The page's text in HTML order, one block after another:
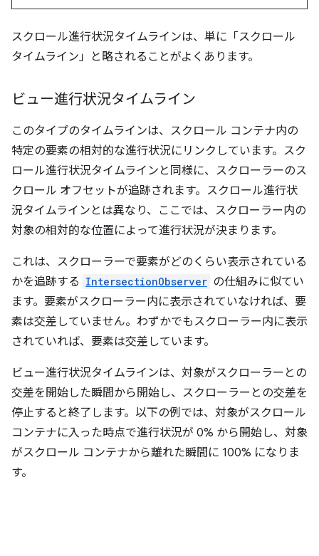
スクロール進行状況タイムラインは、単に「スクロール
タイムライン」と略されることがよくあります。
ビュー進行状況タイムライン
このタイプのタイムラインは、スクロール コンテナ内の
特定の要素の相対的な進行状況にリンクしています。スク
ロール進行状況タイムラインと同様に、スクローラーのス
クロール オフセットが追跡されます。スクロール進行状
況タイムラインとは異なり、ここでは、スクローラー内の
対象の相対的な位置によって進行状況が決まります。
これは、スクローラーで要素がどのくらい表示されている
かを追跡する IntersectionObserver の仕組みに似てい
ます。要素がスクローラー内に表示されていなければ、要
素は交差していません。わずかでもスクローラー内に表示
されていれば、要素は交差しています。
ビュー進行状況タイムラインは、対象がスクローラーとの
交差を開始した瞬間から開始し、スクローラーとの交差を
停止すると終了します。以下の例では、対象がスクロール
コンテナに入った時点で進行状況が 0% から開始し、対象
がスクロール コンテナから離れた瞬間に 100% になりま
す。